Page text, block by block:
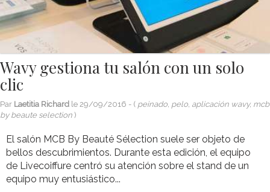
Wavy gestiona tu salón con un solo
clic
Par Laetitia Richard le 29/09/2016 - ( peinado, pelo, aplicación wavy, mcb
by beaute selection )
El salón MCB By Beauté Sélection suele ser objeto de
bellos descubrimientos. Durante esta edición, el equipo
de Livecoiffure centró su atención sobre el stand de un
equipo muy entusiástico...